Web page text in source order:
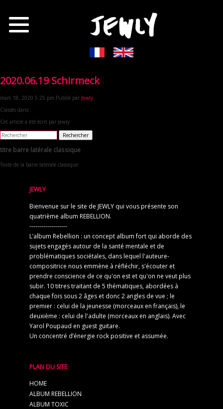
2020.06.19 Schirmeck
mars 18, 2020 5:25 pm Publié par Jewly
Classés dans :
Cet article a été écrit par Jewly
Rechercher
titre barre latérale classique
Texte de la barre latérale classique
JEWLY
Bienvenue sur le site de JEWLY qui vous présente son
quatrième album REBELLION.
-------------------
L’album Rebellion : un concept album fort qui aborde des
sujets engagés autour de la santé mentale et de
problématiques sociétales, dans lequel l'auteure-
compositrice nous emmène à réfléchir, s'écouter et
prendre conscience de ce qu'on est et qu'on ne veut plus
subir. 10 titres traitant de 5 thématiques, abordées à
chaque fois sous 2 âges et donc 2 angles de vue ; le
premier : celui de la jeunesse (morceaux en français), le
deuxième : celui de l'adulte (morceaux en anglais). Avec
Yarol Poupaud en guest guitare.
Un concentré d’énergie rock positive et assumée.
PLAN DU SITE
HOME
ALBUM REBELLION
ALBUM TOXIC